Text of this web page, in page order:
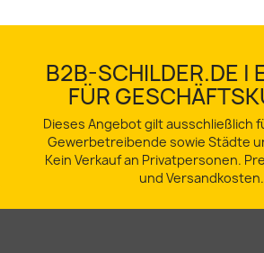
B2B-SCHILDER.DE |
FÜR
Dieses Angebot gilt ausschließlich
Gewerbetreibende sowie Städte
Kein Verkauf an Privatpersonen.
und Versandkosten.